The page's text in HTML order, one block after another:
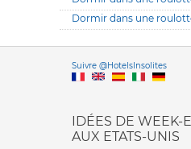
Dormir dans une
Suivre @HotelsInsolites
IDÉES DE WEEK-
AUX ETATS-UNIS